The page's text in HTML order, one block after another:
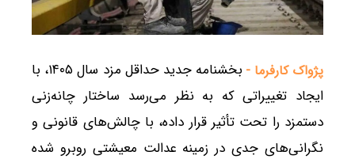
پژواک کارفرما -
بخشنامه جدید حداقل مزد سال ۱۴۰۵، با
ایجاد تغییراتی که به نظر می‌رسد ساختار چانه‌زنی
دستمزد را تحت تأثیر قرار داده، با چالش‌های قانونی و
نگرانی‌های جدی در زمینه عدالت معیشتی روبرو شده